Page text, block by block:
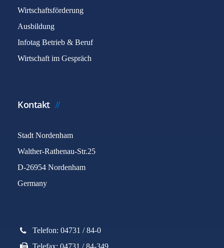
Wirtschaftsförderung
Ausbildung
Infotag Betrieb & Beruf
Wirtschaft im Gespräch
Kontakt
Stadt Nordenham
Walther-Rathenau-Str.25
D-26954 Nordenham
Germany
Telefon: 04731 / 84-0
Telefax: 04731 / 84-349